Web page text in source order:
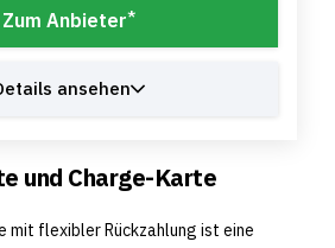
Zum Anbieter*
ansehen
und Charge-Karte
mit flexibler Rückzahlung ist eine